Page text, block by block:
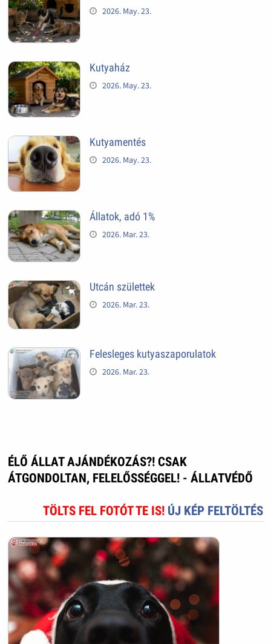
2026. May. 23.
Kutyaház
2026. May. 23.
Kutyamentés
2026. May. 23.
Állatok, adó 1%
2026. Mar. 23.
Utcán születtek
2026. Mar. 23.
Felesleges kutyaszaporulatok
2026. Mar. 23.
ÉLŐ ÁLLAT AJÁNDÉKOZÁS?! CSAK
ÁTGONDOLTAN, FELELŐSSÉGGEL! - ÁLLATVÉDŐ
TÖLTS FEL FOTÓT TE IS! ÚJ KÉP FELTÖLTÉS